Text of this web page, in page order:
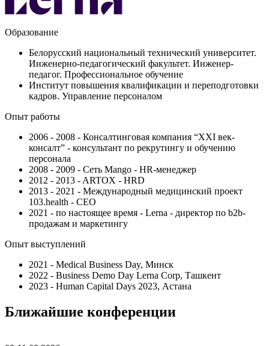
Образование
Белорусский национальный технический университет.
Инженерно-педагогический факультет. Инженер-
педагог. Профессиональное обучение
Институт повышения квалификации и переподготовки
кадров. Управление персоналом
Опыт работы
2006 - 2008 - Консалтинговая компания “XXI век-
консалт” - консультант по рекрутингу и обучению
персонала
2008 - 2009 - Сеть Mango - HR-менеджер
2012 - 2013 - ARTOX - HRD
2013 - 2021 - Международный медицинский проект
103.health - CEO
2021 - по настоящее время - Lerna - директор по b2b-
продажам и маркетингу
Опыт выступлений
2021 - Medical Business Day, Минск
2022 - Business Demo Day Lerna Corp, Ташкент
2023 - Human Capital Days 2023, Астана
Ближайшие конференции